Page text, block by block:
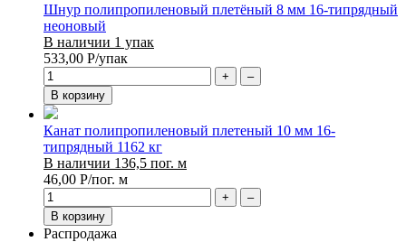
Шнур полипропиленовый плетёный 8 мм 16-типрядный
неоновый
В наличии 1 упак
533,00 Р/упак
+
–
В корзину
Канат полипропиленовый плетеный 10 мм 16-
типрядный 1162 кг
В наличии 136,5 пог. м
46,00 Р/пог. м
+
–
В корзину
Распродажа